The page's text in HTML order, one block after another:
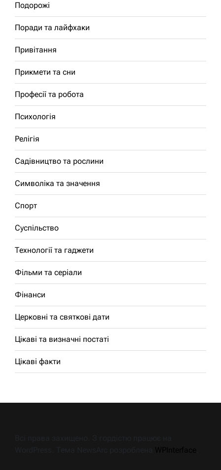
Подорожі
Поради та лайфхаки
Привітання
Прикмети та сни
Професії та робота
Психологія
Релігія
Садівництво та рослини
Символіка та значення
Спорт
Суспільство
Технології та гаджети
Фільми та серіали
Фінанси
Церковні та святкові дати
Цікаві та визначні постаті
Цікаві факти